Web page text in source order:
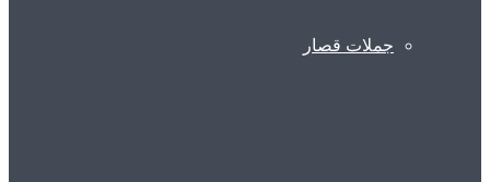
جملات قصار